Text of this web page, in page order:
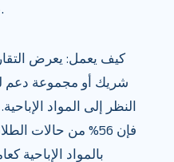
على جميع المنصات.
كيف يعمل: يعرض
شريك أو مجموعة دعم
النظر إلى المواد
فإن 56% من حالات
بالمواد الإباحية